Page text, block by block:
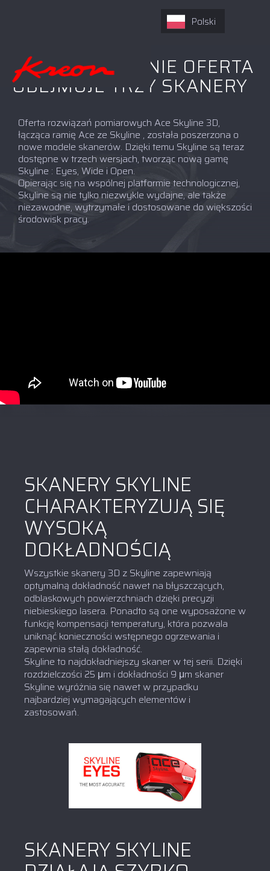
SKYLINE: OBECNIE OFERTA
OBEJMUJE TRZY SKANERY
Oferta rozwiązań pomiarowych Ace Skyline 3D,
łącząca ramię Ace ze Skyline , została poszerzona o
nowe modele skanerów. Dzięki temu Skyline są teraz
dostępne w trzech wersjach, tworząc nową gamę
Skyline : Eyes, Wide i Open.
Opierając się na wspólnej platformie technologicznej,
Skyline są nie tylko niezwykle wydajne, ale także
niezawodne, wytrzymałe i dostosowane do większości
środowisk pracy.
SKANERY SKYLINE
CHARAKTERYZUJĄ SIĘ
WYSOKĄ
DOKŁADNOŚCIĄ
Wszystkie skanery 3D z Skyline zapewniają
optymalną dokładność nawet na błyszczących,
odblaskowych powierzchniach dzięki precyzji
niebieskiego lasera. Ponadto są one wyposażone w
funkcję kompensacji temperatury, która pozwala
uniknąć konieczności wstępnego ogrzewania i
zapewnia stałą dokładność.
Skyline to najdokładniejszy skaner w tej serii. Dzięki
rozdzielczości 25 μm i dokładności 9 μm skaner
Skyline wyróżnia się nawet w przypadku
najbardziej wymagających elementów i
zastosowań.
SKANERY SKYLINE
Polski